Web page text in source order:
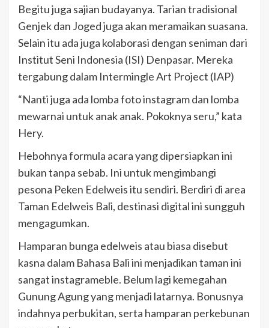
Begitu juga sajian budayanya. Tarian tradisional
Genjek dan Joged juga akan meramaikan suasana.
Selain itu ada juga kolaborasi dengan seniman dari
Institut Seni Indonesia (ISI) Denpasar. Mereka
tergabung dalam Intermingle Art Project (IAP)
“Nanti juga ada lomba foto instagram dan lomba
mewarnai untuk anak anak. Pokoknya seru,” kata
Hery.
Hebohnya formula acara yang dipersiapkan ini
bukan tanpa sebab. Ini untuk mengimbangi
pesona Peken Edelweis itu sendiri. Berdiri di area
Taman Edelweis Bali, destinasi digital ini sungguh
mengagumkan.
Hamparan bunga edelweis atau biasa disebut
kasna dalam Bahasa Bali ini menjadikan taman ini
sangat instagrameble. Belum lagi kemegahan
Gunung Agung yang menjadi latarnya. Bonusnya
indahnya perbukitan, serta hamparan perkebunan